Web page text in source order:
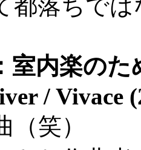
都落ちで
室内楽の
/ Vivace
笑）